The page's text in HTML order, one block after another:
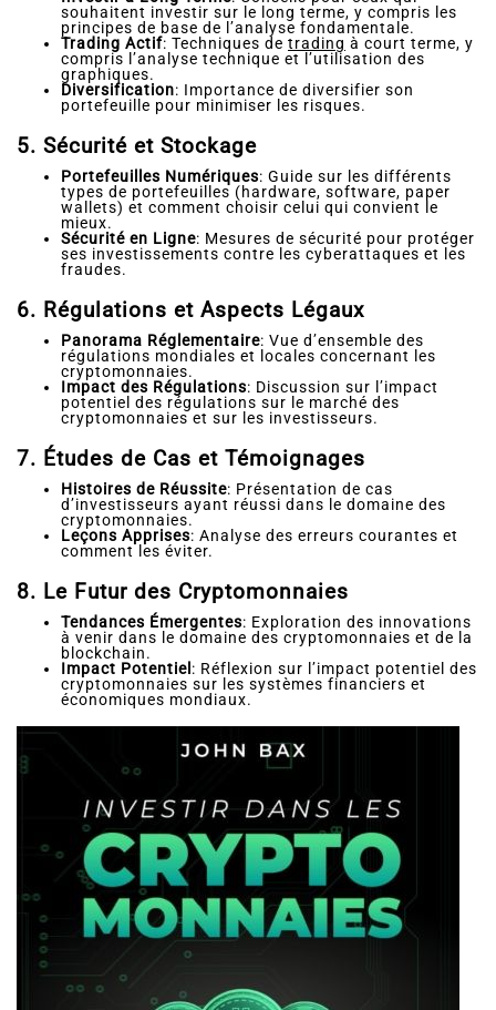
souhaitent investir sur le long terme, y compris les
principes de base de l’analyse fondamentale.
Trading Actif: Techniques de trading à court terme, y
compris l’analyse technique et l’utilisation des
graphiques.
Diversification: Importance de diversifier son
portefeuille pour minimiser les risques.
5. Sécurité et Stockage
Portefeuilles Numériques: Guide sur les différents
types de portefeuilles (hardware, software, paper
wallets) et comment choisir celui qui convient le
mieux.
Sécurité en Ligne: Mesures de sécurité pour protéger
ses investissements contre les cyberattaques et les
fraudes.
6. Régulations et Aspects Légaux
Panorama Réglementaire: Vue d’ensemble des
régulations mondiales et locales concernant les
cryptomonnaies.
Impact des Régulations: Discussion sur l’impact
potentiel des régulations sur le marché des
cryptomonnaies et sur les investisseurs.
7. Études de Cas et Témoignages
Histoires de Réussite: Présentation de cas
d’investisseurs ayant réussi dans le domaine des
cryptomonnaies.
Leçons Apprises: Analyse des erreurs courantes et
comment les éviter.
8. Le Futur des Cryptomonnaies
Tendances Émergentes: Exploration des innovations
à venir dans le domaine des cryptomonnaies et de la
blockchain.
Impact Potentiel : Réflexion sur l’impact potentiel des
cryptomonnaies sur les systèmes financiers et
économiques mondiaux.